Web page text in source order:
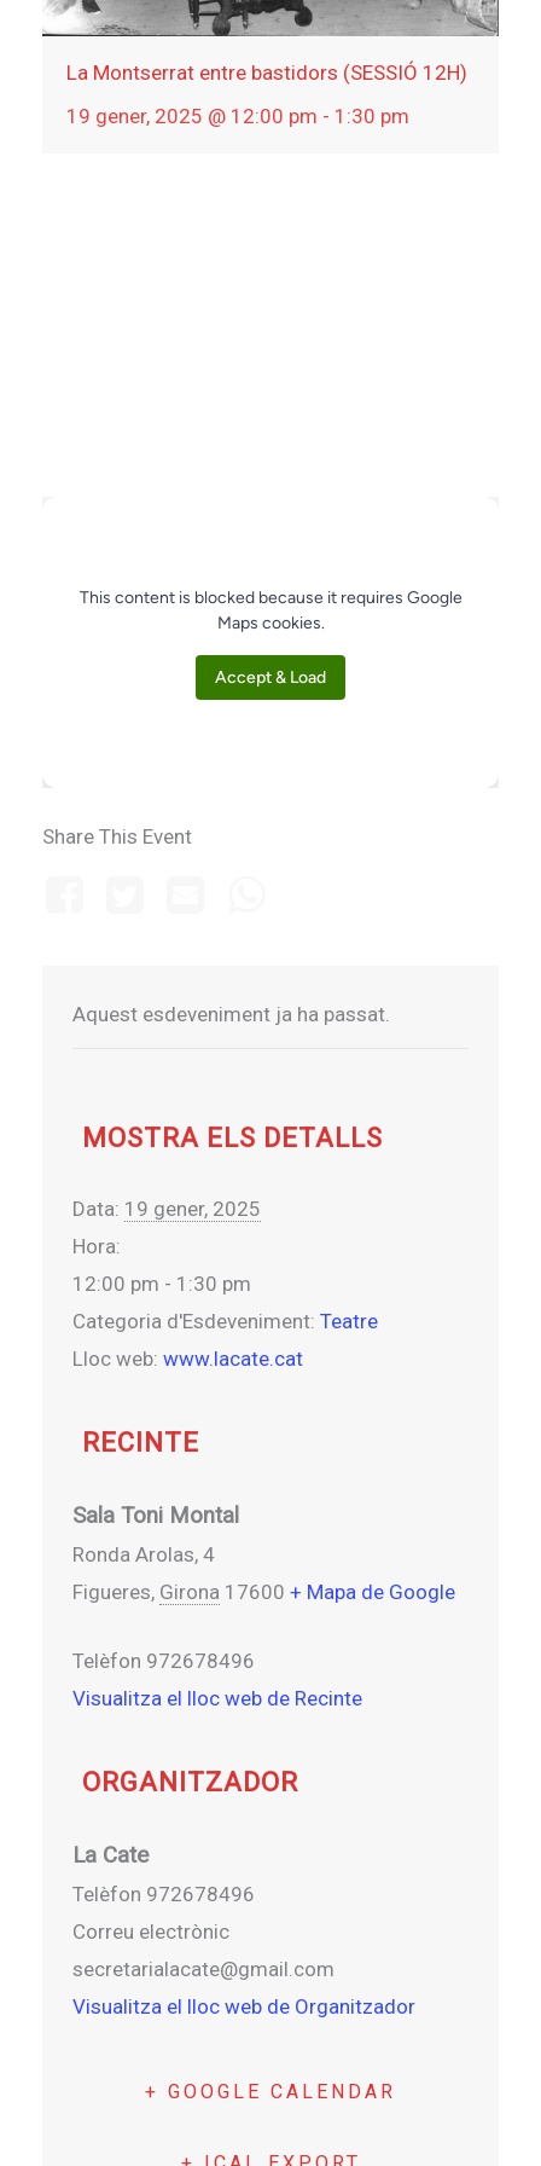
La Montserrat entre bastidors (SESSIÓ 12H)
19 gener, 2025 @ 12:00 pm - 1:30 pm
This content is blocked because it requires Google
Maps cookies.
Accept & Load
Share This Event
Aquest esdeveniment ja ha passat.
MOSTRA ELS DETALLS
Data: 19 gener, 2025
Hora:
12:00 pm - 1:30 pm
Categoria d'Esdeveniment: Teatre
Lloc web: www.lacate.cat
RECINTE
Sala Toni Montal
Ronda Arolas, 4
Figueres, Girona 17600 + Mapa de Google
Telèfon 972678496
Visualitza el lloc web de Recinte
ORGANITZADOR
La Cate
Telèfon 972678496
Correu electrònic
secretarialacate@gmail.com
Visualitza el lloc web de Organitzador
+ GOOGLE CALENDAR